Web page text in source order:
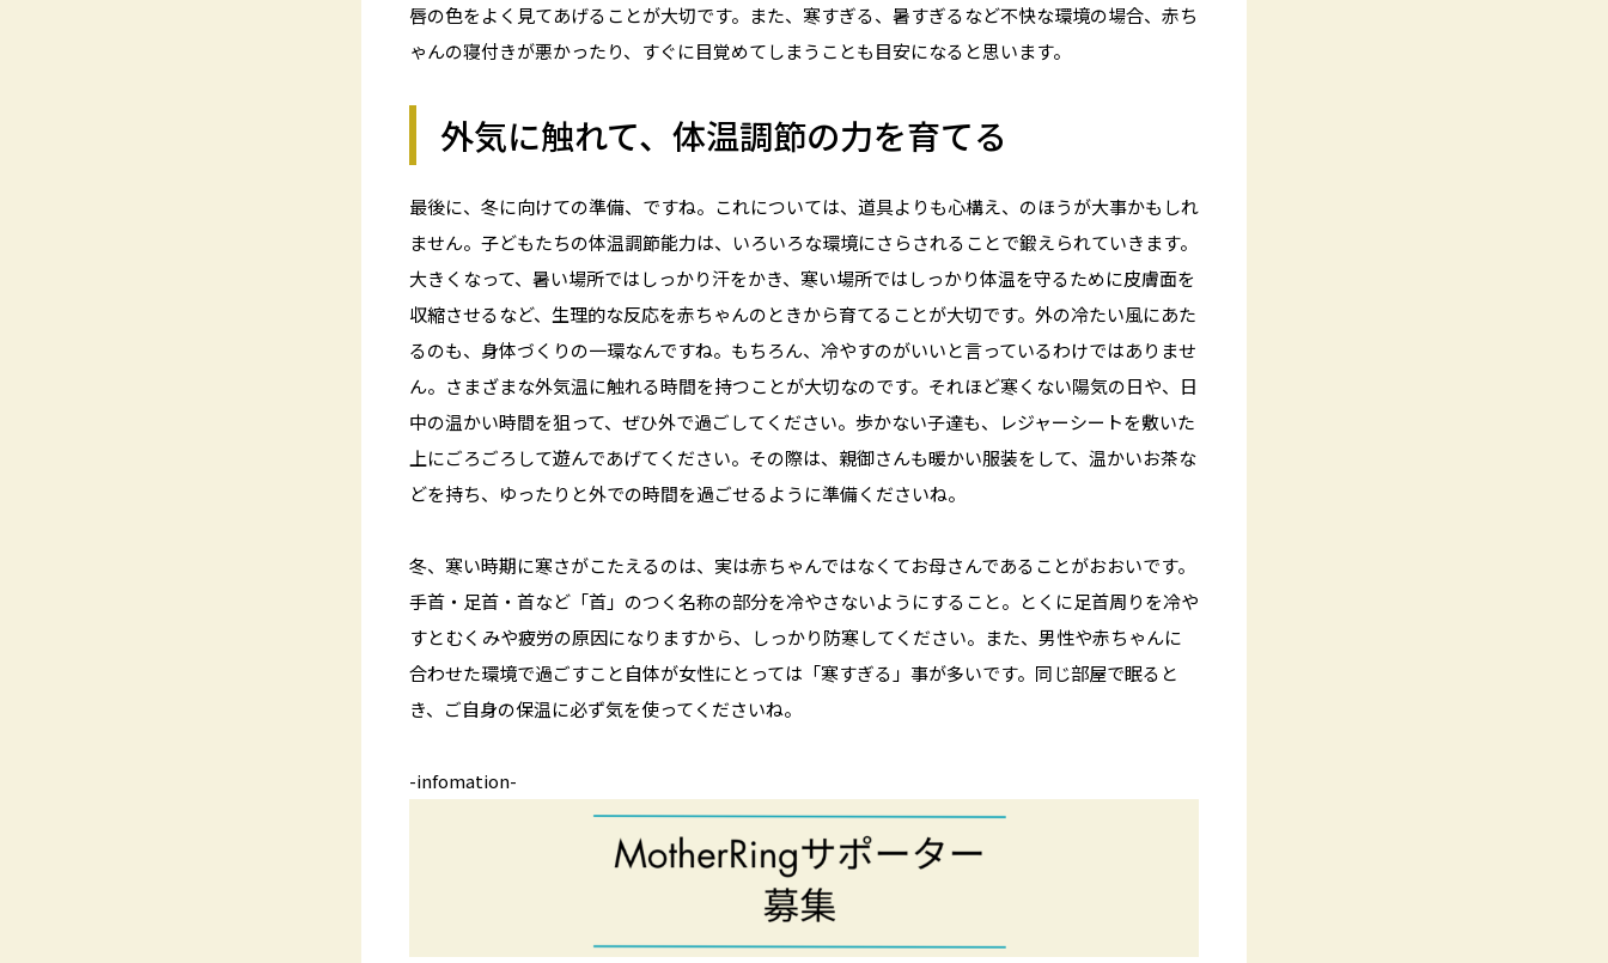
唇の色をよく見てあげることが大切です。また、寒すぎる、暑すぎるなど不快な環境の場合、赤ち
ゃんの寝付きが悪かったり、すぐに目覚めてしまうことも目安になると思います。
外気に触れて、体温調節の力を育てる
最後に、冬に向けての準備、ですね。これについては、道具よりも心構え、のほうが大事かもしれ
ません。子どもたちの体温調節能力は、いろいろな環境にさらされることで鍛えられていきます。
大きくなって、暑い場所ではしっかり汗をかき、寒い場所ではしっかり体温を守るために皮膚面を
収縮させるなど、生理的な反応を赤ちゃんのときから育てることが大切です。外の冷たい風にあた
るのも、身体づくりの一環なんですね。もちろん、冷やすのがいいと言っているわけではありませ
ん。さまざまな外気温に触れる時間を持つことが大切なのです。それほど寒くない陽気の日や、日
中の温かい時間を狙って、ぜひ外で過ごしてください。歩かない子達も、レジャーシートを敷いた
上にごろごろして遊んであげてください。その際は、親御さんも暖かい服装をして、温かいお茶な
どを持ち、ゆったりと外での時間を過ごせるように準備くださいね。
冬、寒い時期に寒さがこたえるのは、実は赤ちゃんではなくてお母さんであることがおおいです。
手首・足首・首など「首」のつく名称の部分を冷やさないようにすること。とくに足首周りを冷や
すとむくみや疲労の原因になりますから、しっかり防寒してください。また、男性や赤ちゃんに
合わせた環境で過ごすこと自体が女性にとっては「寒すぎる」事が多いです。同じ部屋で眠ると
き、ご自身の保温に必ず気を使ってくださいね。
-infomation-